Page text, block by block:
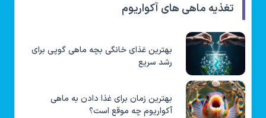
تغذیه ماهی های آکواریوم
بهترین غذای خانگی بچه ماهی گوپی برای
رشد سریع
بهترین زمان برای غذا دادن به ماهی
آکواریوم چه موقع است؟